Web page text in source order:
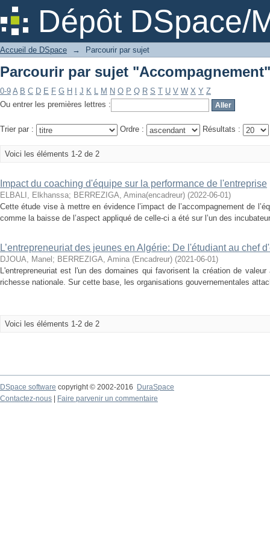
Dépôt DSpace/
Parcourir par sujet "Accompagnement"
Accueil de DSpace → Parcourir par sujet
Parcourir par sujet "Accompagnement"
0-9 A B C D E F G H J K L M N O P Q R S T U V W X Y Z
Ou entrer les premières lettres :
Trier par : Ordre : Résultats :
Voici les éléments 1-2 de 2
Impact du coaching d'équipe sur la performance de l'entreprise
ELBALI, Elkhanssa; BERREZIGA, Amina(encadreur) (2022-06-01)
Cette étude vise à mettre en évidence l’impact de l’accompagnement de
comme la baisse de l’aspect appliqué de celle-ci a été sur l’un des
L’entrepreneuriat des jeunes en Algérie: De l'étudiant au chef
DJOUA, Manel ; BERREZIGA, Amina (Encadreur) (2021-06-01)
L'entrepreneuriat est l'un des domaines qui favorisent la création de
richesse nationale. Sur cette base, les organisations gouvernementales
Voici les éléments 1-2 de 2
DSpace software copyright © 2002-2016
DuraSpace
Contactez-nous
Faire parvenir un commentaire